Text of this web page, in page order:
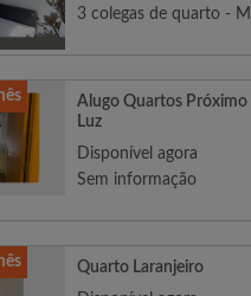
3 colegas de quarto -
Alugo Quartos Próximo
Luz
Disponível agora
Sem informação
Quarto Laranjeiro